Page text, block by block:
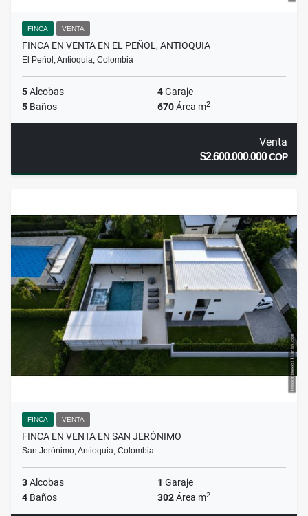
FINCA VENTA
FINCA EN VENTA EN EL PEÑOL, ANTIOQUIA
El Peñol, Antioquia, Colombia
5Alcobas 4Garaje
5 Baños 670Área m2
Venta
$2.600.000.000COP
FINCA VENTA
FINCA EN VENTA EN SAN JERÓNIMO
San Jerónimo, Antioquia, Colombia
3Alcobas 1 Garaje
4 Baños 302Área m2